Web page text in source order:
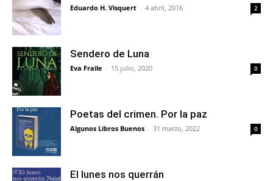
Eduardo H. Visquert - 4 abril, 2016 2
Sendero de Luna
Eva Fraile - 15 julio, 2020 0
Poetas del crimen. Por la paz
Algunos Libros Buenos - 31 marzo, 2022 0
El lunes nos querrán